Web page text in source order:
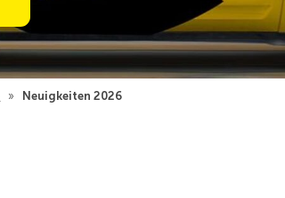
» Neuigkeiten 2026